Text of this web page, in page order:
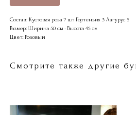
Состав: Кустовая роза 7 шт Гортензия 3 Лагурус 5
Размер: Ширина 50 см · Высота 45 см
Цвет: Розовый
Смотрите также другие